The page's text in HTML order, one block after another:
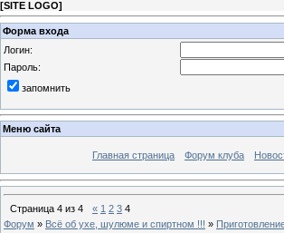
[SITE LOGO]
Форма входа
Логин:
Пароль:
запомнить
Меню сайта
Главная страница Форум клуба
Страница 4 из 4 « 1 2 3 4
Форум » Всё об ухе, шулюме и спиртном !!! »